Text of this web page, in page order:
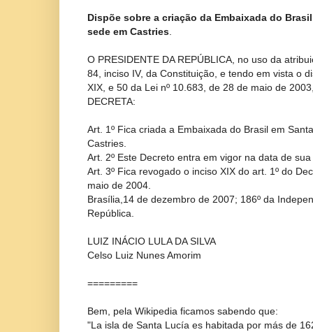
Dispõe sobre a criação da Embaixada do
sede em Castries.
O PRESIDENTE DA REPÚBLICA, no uso da
84, inciso IV, da Constituição, e tendo em vista o
XIX, e 50 da Lei nº 10.683, de 28 de maio de
DECRETA:
Art. 1º Fica criada a Embaixada do Brasil em
Castries.
Art. 2º Este Decreto entra em vigor na data de
Art. 3º Fica revogado o inciso XIX do art. 1º do
maio de 2004.
Brasília,14 de dezembro de 2007; 186º da
República.
LUIZ INÁCIO LULA DA SILVA
Celso Luiz Nunes Amorim
=========
Bem, pela Wikipedia ficamos sabendo que:
"La isla de Santa Lucía es habitada por más de